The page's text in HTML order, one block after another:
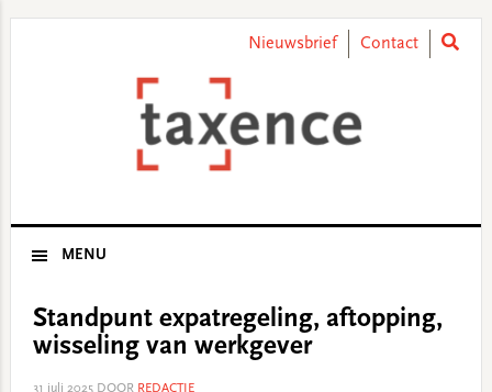
Nieuwsbrief Contact
MENU
Standpunt expatregeling, aftopping,
wisseling van werkgever
31 juli 2025DOOR REDACTIE